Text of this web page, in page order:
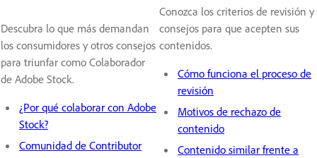
Descubra lo que más demandan
los consumidores y otros consejos
para triunfar como Colaborador
de Adobe Stock.
¿Por qué colaborar con Adobe
Stock?
Comunidad de Contributor
Conozca los criterios de revisión y
consejos para que acepten sus
contenidos.
Cómo funciona el proceso de
revisión
Motivos de rechazo de
contenido
Contenido similar frente a